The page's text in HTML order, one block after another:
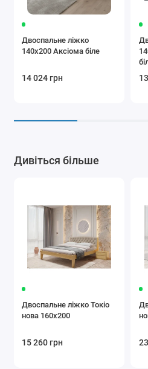
Двоспальне ліжко
140x200 Аксіома біле
14 024 грн
Дивіться більше
Двоспальне ліжко Токіо
нова 160х200
15 260 грн